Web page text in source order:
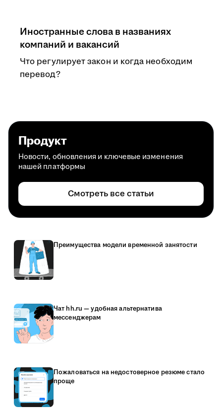
Иностранные слова в названиях
компаний и вакансий
Что регулирует закон и когда необходим
перевод?
Продукт
Новости, обновления и ключевые изменения
нашей платформы
Смотреть все статьи
Преимущества модели временной занятости
Чат hh.ru — удобная альтернатива
мессенджерам
Пожаловаться на недостоверное резюме стало
проще